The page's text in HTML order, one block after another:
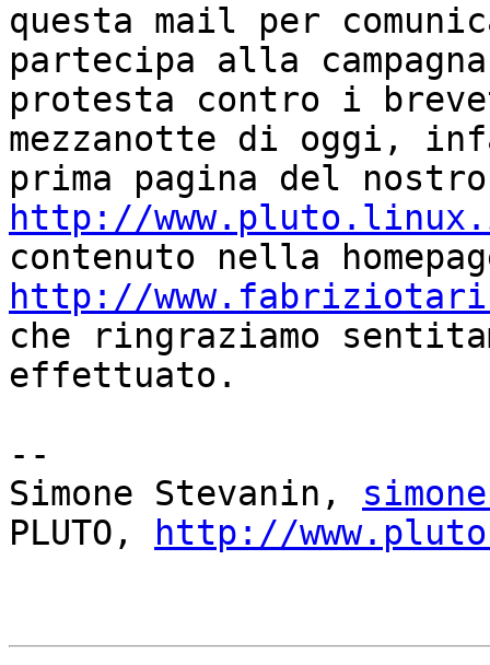
questa mail per
partecipa alla
protesta contro i
mezzanotte di oggi,
http://
http://
che ringraziamo
effettuato.
--
Simone Stevanin,
PLUTO,
http://